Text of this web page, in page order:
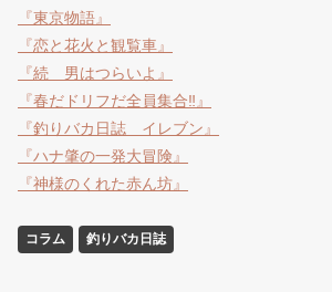
『東京物語』
『恋と花火と観覧車』
『続 男はつらいよ』
『春だドリフだ全員集合‼』
『釣りバカ日誌 イレブン』
『ハナ肇の一発大冒険』
『神様のくれた赤ん坊』
コラム 釣りバカ日誌